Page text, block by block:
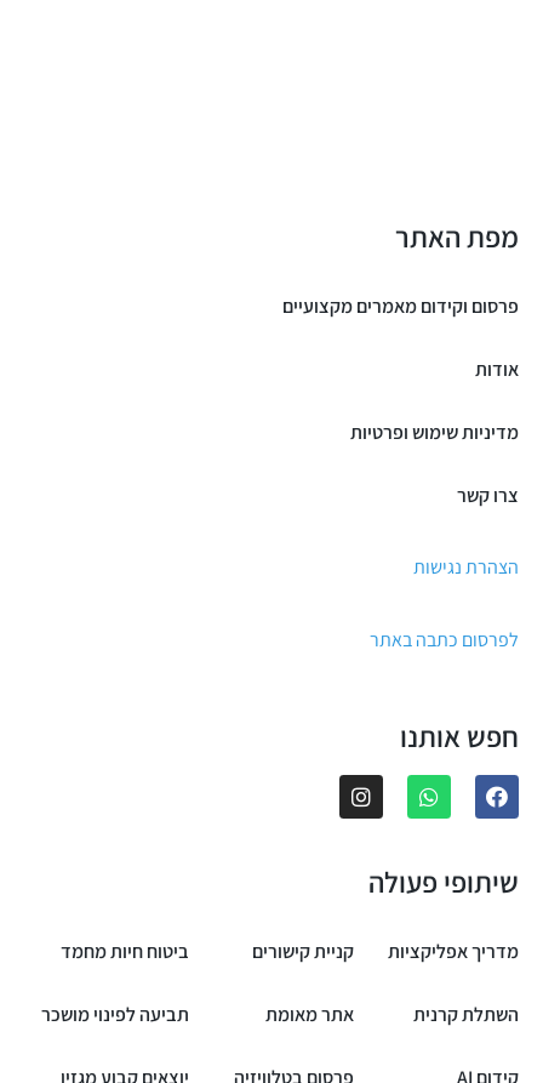
מפת האתר
פרסום וקידום מאמרים מקצועיים
אודות
מדיניות שימוש ופרטיות
צרו קשר
הצהרת נגישות
לפרסום כתבה באתר
חפש אותנו
שיתופי פעולה
מדריך אפליקציות קניית קישורים ביטוח חיות מחמד
השתלת קרנית אתר מאומת תביעה לפינוי מושכר
קידום AI פרסום בטלוויזיה יוצאים קבוע מגזין